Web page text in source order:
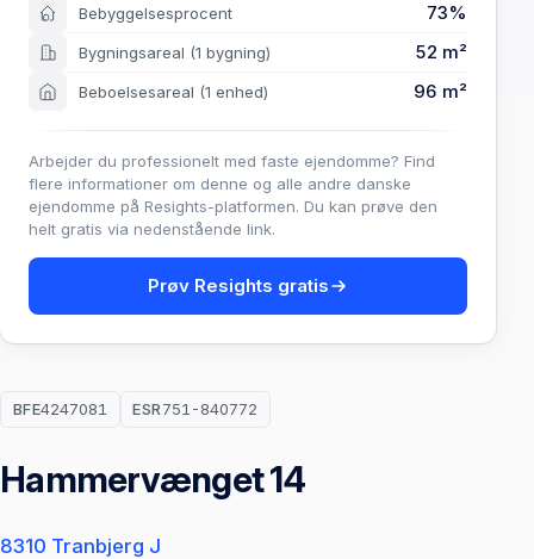
BFE4247081 ESR751-840772
Hammervænget 14
8310 Tranbjerg J
Bebyggelsesprocent 73%
Bygningsareal (1 bygning) 52 m²
Beboelsesareal (1 enhed) 96 m²
Arbejder du professionelt med faste ejendomme? Find
flere informationer om denne og alle andre danske
ejendomme på Resights-platformen. Du kan prøve den
helt gratis via nedenstående link.
Prøv Resights gratis